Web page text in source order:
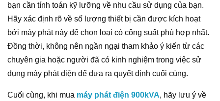
bạn cần tính toán kỹ lưỡng về nhu cầu sử dụng của bạn.
Hãy xác định rõ về số lượng thiết bị cần được kích hoạt
bởi máy phát này để chọn loại có công suất phù hợp nhất.
Đồng thời, không nên ngần ngại tham khảo ý kiến từ các
chuyên gia hoặc người đã có kinh nghiệm trong việc sử
dụng máy phát điện để đưa ra quyết định cuối cùng.
Cuối cùng, khi mua máy phát điện 900kVA, hãy lưu ý về